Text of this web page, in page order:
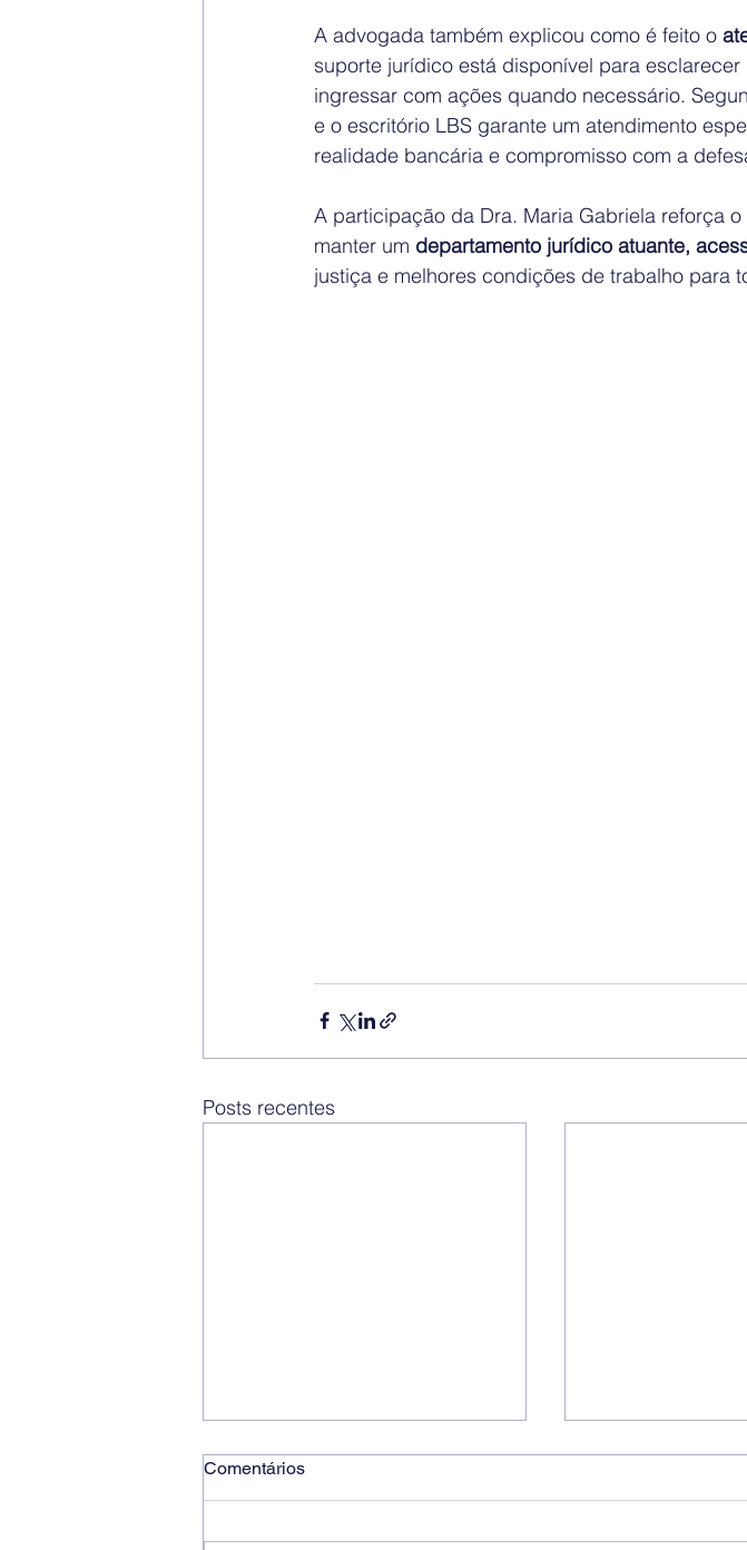
A advogada também explicou como é feito o
suporte jurídico está disponível para
ingressar com ações quando necessário.
e o escritório LBS garante um atendimento
realidade bancária e compromisso com a
A participação da Dra. Maria Gabriela reforça
manter um departamento jurídico atuante,
justiça e melhores condições de trabalho para
Posts recentes
Comentários